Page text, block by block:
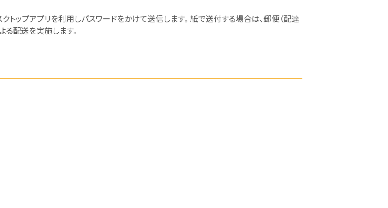
ップアプリを利用しパスワードをかけて送信します。 紙で送付する場合は、郵便（配達
配送を実施します。